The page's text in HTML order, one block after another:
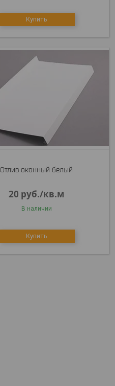
Купить
Отлив оконный белый
20 руб./кв.м
В наличии
Купить